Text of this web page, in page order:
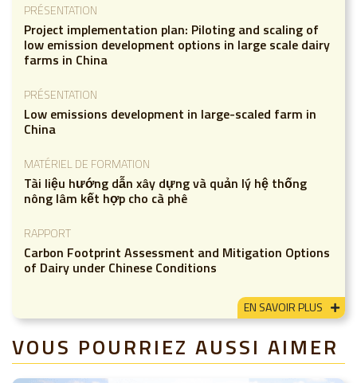
PRÉSENTATION
Project implementation plan: Piloting and scaling of
low emission development options in large scale dairy
farms in China
PRÉSENTATION
Low emissions development in large-scaled farm in
China
MATÉRIEL DE FORMATION
Tài liệu hướng dẫn xây dựng và quản lý hệ thống
nông lâm kết hợp cho cà phê
RAPPORT
Carbon Footprint Assessment and Mitigation Options
of Dairy under Chinese Conditions
EN SAVOIR PLUS
VOUS POURRIEZ AUSSI AIMER